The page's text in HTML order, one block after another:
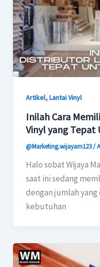
Artikel,Lantai Vinyl
Inilah Cara
Vinyl yang Tepat
@Marketing.wijayam123/
Halo sobat Wijaya
saat ini sedang
dengan jumlah
kebutuhan